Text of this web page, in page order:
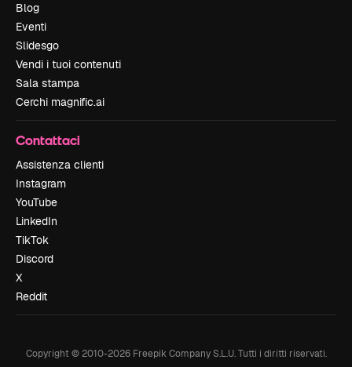
Blog
Eventi
Slidesgo
Vendi i tuoi contenuti
Sala stampa
Cerchi magnific.ai
Contattaci
Assistenza clienti
Instagram
YouTube
LinkedIn
TikTok
Discord
X
Reddit
Copyright © 2010-2026Freepik Company S.L.U. Tutti i diritti riservati.